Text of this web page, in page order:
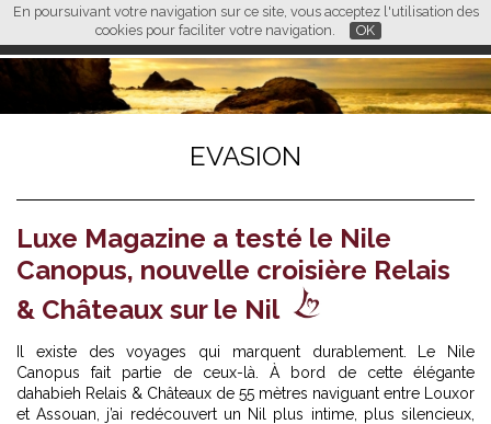
En poursuivant votre navigation sur ce site, vous acceptez l'utilisation des
cookies pour faciliter votre navigation.
OK
FR EN CN
L M
EVASION
Luxe Magazine a testé le Nile
Canopus, nouvelle croisière Relais
& Châteaux sur le Nil
Il existe des voyages qui marquent durablement. Le Nile
Canopus fait partie de ceux-là. À bord de cette élégante
dahabieh Relais & Châteaux de 55 mètres naviguant entre Louxor
et Assouan, j’ai redécouvert un Nil plus intime, plus silencieux,